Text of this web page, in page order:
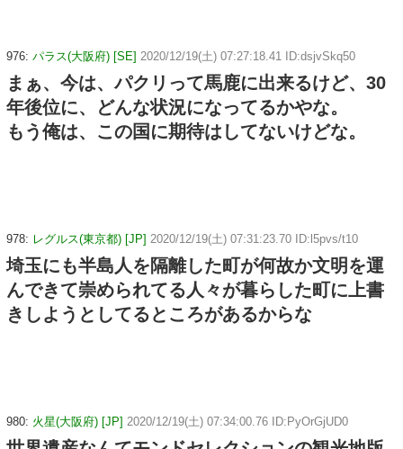
976: パラス(大阪府) [SE] 2020/12/19(土) 07:27:18.41 ID:dsjvSkq50
まぁ、今は、パクリって馬鹿に出来るけど、30
年後位に、どんな状況になってるかやな。
もう俺は、この国に期待はしてないけどな。
978: レグルス(東京都) [JP] 2020/12/19(土) 07:31:23.70 ID:l5pvs/t10
埼玉にも半島人を隔離した町が何故か文明を運
んできて崇められてる人々が暮らした町に上書
きしようとしてるところがあるからな
980: 火星(大阪府) [JP] 2020/12/19(土) 07:34:00.76 ID:PyOrGjUD0